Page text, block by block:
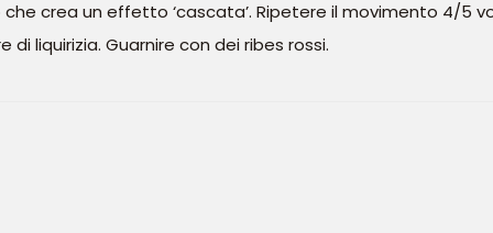
che crea un effetto ‘cascata’. Ripetere il movimento 4/5
liquirizia. Guarnire con dei ribes rossi.